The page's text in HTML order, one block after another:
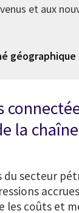
et aux
géographique
la
du secteur
les coûts et